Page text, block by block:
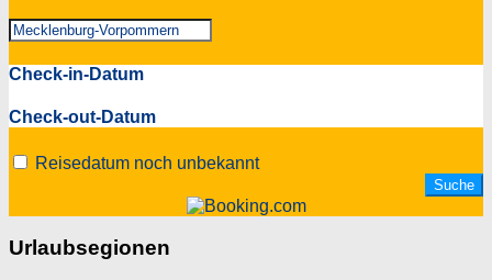
Check-in-Datum
Check-out-Datum
Reisedatum noch unbekannt
Urlaubsegionen